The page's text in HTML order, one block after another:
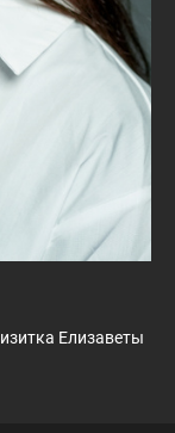
Елизаветы